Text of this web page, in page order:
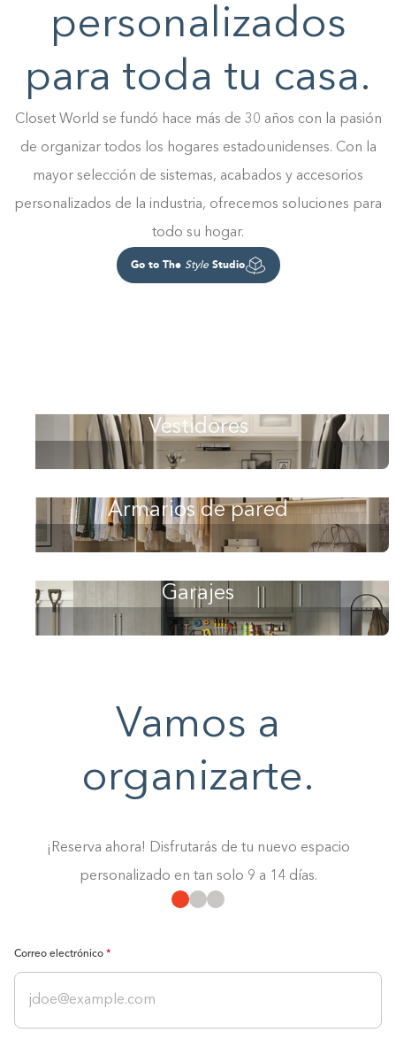
personalizados
para toda tu casa.
Closet World se fundó hace más de 30 años con la pasión
de organizar todos los hogares estadounidenses. Con la
mayor selección de sistemas, acabados y accesorios
personalizados de la industria, ofrecemos soluciones para
todo su hogar.
Go to The StyleStudio
Vestidores
Armarios de pared
Garajes
Vamos a
organizarte.
¡Reserva ahora! Disfrutarás de tu nuevo espacio
personalizado en tan solo 9 a 14 días.
Correo electrónico
Construyendo el